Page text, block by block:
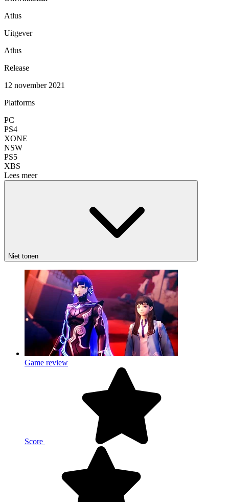
Atlus
Uitgever
Atlus
Release
12 november 2021
Platforms
PC
PS4
XONE
NSW
PS5
XBS
Lees meer
Niet tonen
Game review
Score